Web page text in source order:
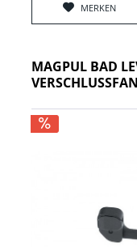
MERKEN
MAGPUL BAD